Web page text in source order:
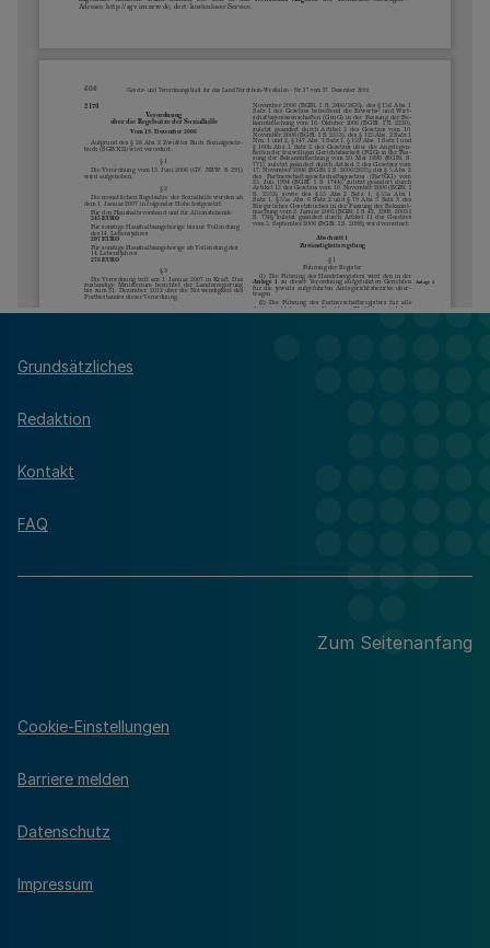
Grundsätzliches
Redaktion
Kontakt
FAQ
Zum Seitenanfang
Cookie-Einstellungen
Barriere melden
Datenschutz
Impressum